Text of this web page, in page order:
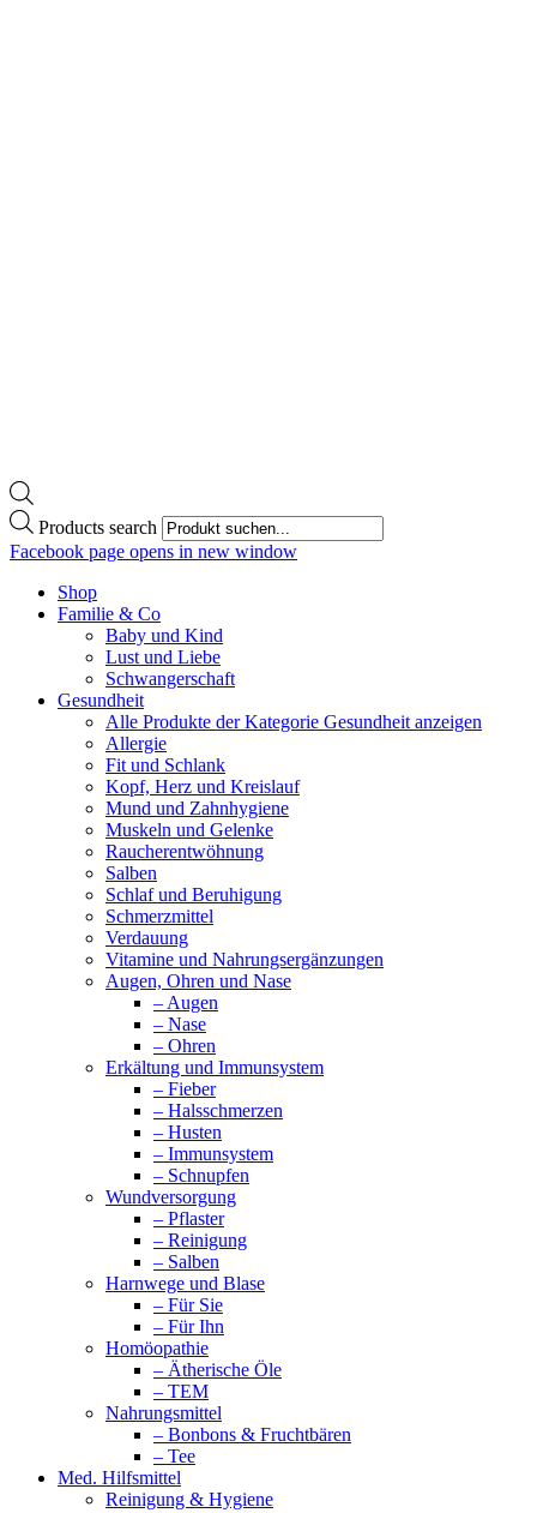
Products search
Facebook page opens in new window
Shop
Familie & Co
Baby und Kind
Lust und Liebe
Schwangerschaft
Gesundheit
Alle Produkte der Kategorie Gesundheit anzeigen
Allergie
Fit und Schlank
Kopf, Herz und Kreislauf
Mund und Zahnhygiene
Muskeln und Gelenke
Raucherentwöhnung
Salben
Schlaf und Beruhigung
Schmerzmittel
Verdauung
Vitamine und Nahrungsergänzungen
Augen, Ohren und Nase
– Augen
– Nase
– Ohren
Erkältung und Immunsystem
– Fieber
– Halsschmerzen
– Husten
– Immunsystem
– Schnupfen
Wundversorgung
– Pflaster
– Reinigung
– Salben
Harnwege und Blase
– Für Sie
– Für Ihn
Homöopathie
– Ätherische Öle
– TEM
Nahrungsmittel
– Bonbons & Fruchtbären
– Tee
Med. Hilfsmittel
Reinigung & Hygiene